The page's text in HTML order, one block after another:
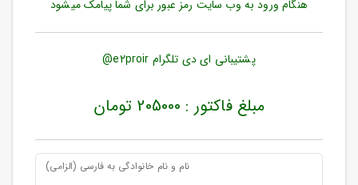
هنگام ورود به وب سایت رمز عبور برای شما پیامک میشود
پشتیبانی ای دی تلگرام e2proir@
مبلغ فاکتور : 205000 تومان
نام و نام خانوادگی به فارسی (الزامی)